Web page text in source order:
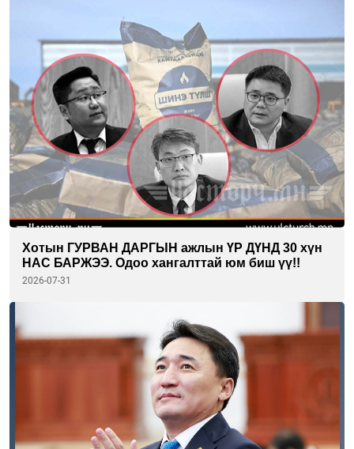
Хотын ГУРВАН ДАРГЫН ажлын ҮР ДҮНД 30 хүн
НАС БАРЖЭЭ. Одоо хангалттай юм биш үү!!
2026-07-31